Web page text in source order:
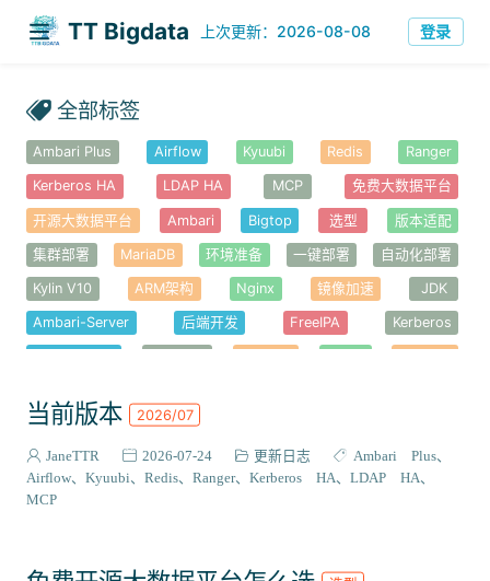
TT Bigdata 上次更新：2026-08-08 登录
全部标签
Ambari Plus Airflow Kyuubi Redis Ranger
Kerberos HA LDAP HA MCP 免费大数据平台
开源大数据平台 Ambari Bigtop 选型 版本适配
集群部署 MariaDB 环境准备 一键部署 自动化部署
Kylin V10 ARM架构 Nginx 镜像加速 JDK
Ambari-Server 后端开发 FreeIPA Kerberos
Knox Hue Alluxio
Ambari-Metrics Kafka Spark Hive Tez
ZooKeeper
当前版本 2026/07
JaneTTR 2026-07-24 更新日志
Ambari Plus
Airflow
Kyuubi Redis Ranger Kerberos HA
LDAP HA
MCP